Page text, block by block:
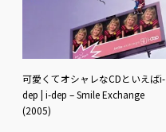
可愛くてオシャレなCDといえばi-
dep | i-dep – Smile Exchange
(2005)